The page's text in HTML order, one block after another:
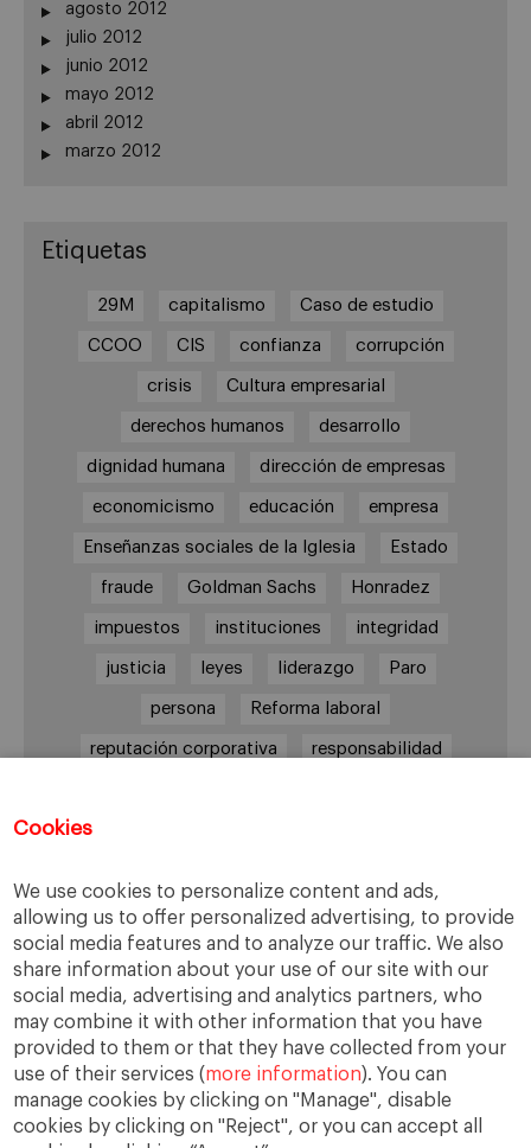
Cookies
We use cookies to personalize content and ads,
allowing us to offer personalized advertising, to provide
social media features and to analyze our traffic. We also
share information about your use of our site with our
social media, advertising and analytics partners, who
may combine it with other information that you have
provided to them or that they have collected from your
use of their services (more information). You can
manage cookies by clicking on "Manage", disable
cookies by clicking on "Reject", or you can accept all
agosto 2012
julio 2012
junio 2012
mayo 2012
abril 2012
marzo 2012
Etiquetas
29M capitalismo Caso de estudio
CCOO CIS confianza corrupción
crisis Cultura empresarial
derechos humanos desarrollo
dignidad humana dirección de empresas
economicismo educación empresa
Enseñanzas sociales de la Iglesia Estado
fraude Goldman Sachs Honradez
impuestos instituciones integridad
justicia leyes liderazgo Paro
persona Reforma laboral
reputación corporativa responsabilidad
transparencia UGT Valores veracidad
virtudes Ética ética de la banca
ética empresarial